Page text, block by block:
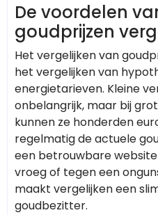
De voordelen
goudprijzen
Het vergelijken van
het vergelijken van
energietarieven. Kleine
onbelangrijk, maar bij
kunnen ze honderden
regelmatig de actuele
een betrouwbare
vroeg of tegen een
maakt vergelijken een
goudbezitter.